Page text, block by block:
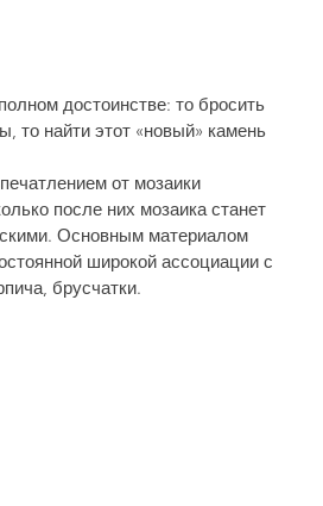
достоинстве: то бросить
то найти этот «новый» камень
от мо­заики
после них мозаика станет
Основным материалом
широкой ассоциации с
брусчатки.